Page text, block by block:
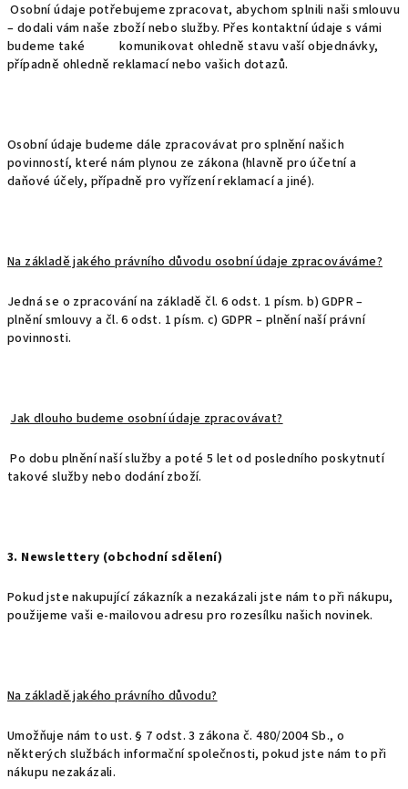
Osobní údaje potřebujeme zpracovat, abychom splnili naši smlouvu
– dodali vám naše zboží nebo služby. Přes kontaktní údaje s vámi
budeme také komunikovat ohledně stavu vaší objednávky,
případně ohledně reklamací nebo vašich dotazů.
Osobní údaje budeme dále zpracovávat pro splnění našich
povinností, které nám plynou ze zákona (hlavně pro účetní a
daňové účely, případně pro vyřízení reklamací a jiné).
Na základě jakého právního důvodu osobní údaje zpracováváme?
Jedná se o zpracování na základě čl. 6 odst. 1 písm. b) GDPR –
plnění smlouvy a čl. 6 odst. 1 písm. c) GDPR – plnění naší právní
povinnosti.
Jak dlouho budeme osobní údaje zpracovávat?
Po dobu plnění naší služby a poté 5 let od posledního poskytnutí
takové služby nebo dodání zboží.
3. Newslettery (obchodní sdělení)
Pokud jste nakupující zákazník a nezakázali jste nám to při nákupu,
použijeme vaši e-mailovou adresu pro rozesílku našich novinek.
Na základě jakého právního důvodu?
Umožňuje nám to ust. § 7 odst. 3 zákona č. 480/2004 Sb., o
některých službách informační společnosti, pokud jste nám to při
nákupu nezakázali.